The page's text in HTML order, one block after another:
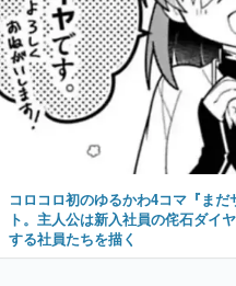
コロコロ初のゆるかわ4コマ『ま
ト。主人公は新入社員の侘石ダイ
する社員たちを描く